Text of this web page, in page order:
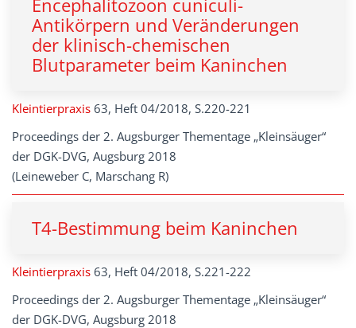
Encephalitozoon cuniculi-
Antikörpern und Veränderungen
der klinisch-chemischen
Blutparameter beim Kaninchen
Kleintierpraxis 63, Heft 04/2018, S.220-221
Proceedings der 2. Augsburger Thementage „Kleinsäuger“
der DGK-DVG, Augsburg 2018
(Leineweber C, Marschang R)
T4-Bestimmung beim Kaninchen
Kleintierpraxis 63, Heft 04/2018, S.221-222
Proceedings der 2. Augsburger Thementage „Kleinsäuger“
der DGK-DVG, Augsburg 2018